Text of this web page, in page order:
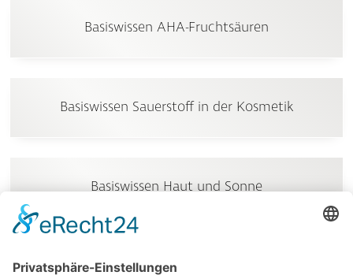
Basiswissen AHA-Fruchtsäuren
Basiswissen Sauerstoff in der Kosmetik
Basiswissen Haut und Sonne
Basiswissen Wirkstoffe